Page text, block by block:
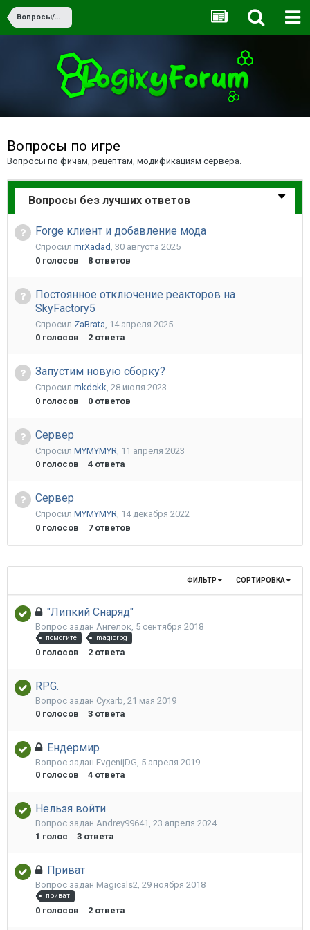
Вопросы/Ответы
Вопросы по игре
Вопросы по фичам, рецептам, модификациям сервера.
Вопросы без лучших ответов
Forge клиент и добавление мода
Спросил mrXadad , 30 августа 2025
0 голосов 8 ответов
Постоянное отключение реакторов на
SkyFactory5
Спросил ZaBrata 14 апреля 2025
0 голосов 2 ответа
Запустим новую сборку?
Спросил mkdckk, 28 июля 2023
0 голосов 0 ответов
Сервер
Спросил MYMYMYR 11 апреля 2023
0 голосов 4 ответа
Сервер
Спросил MYMYMYR, 14 декабря 2022
0 голосов 7 ответов
СОРТИРОВКА
ФИЛЬТР
"Липкий Снаряд"
Вопрос задан Ангелок 5 сентября 2018
помогите magicrpg
0 голосов 2 ответа
RPG.
Вопрос задан Cyxarb 21 мая 2019
0 голосов 3 ответа
Ендермир
Вопрос задан EvgenijDG 5 апреля 2019
0 голосов 4 ответа
Нельзя войти
Вопрос задан Andrey99641 , 23 апреля 2024
1 голос 3 ответа
Приват
Вопрос задан Magicals2 29 ноября 2018
приват
0 голосов 2 ответа